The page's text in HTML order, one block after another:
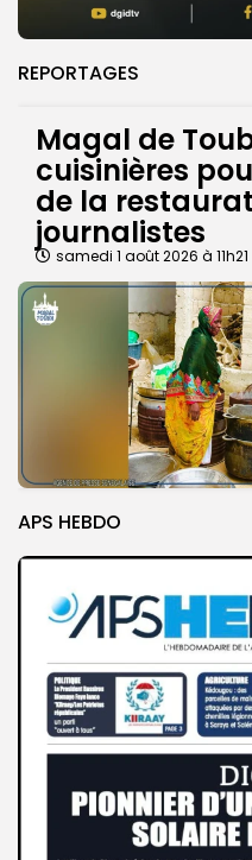
REPORTAGES
Magal de
cuisinières
de la
journalistes
samedi 1 août 2026 à 11h21
APS HEBDO